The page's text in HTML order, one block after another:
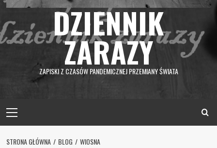
DZIENNIK
ZARAZY
ZAPISKI Z CZASÓW PANDEMICZNEJ PRZEMIANY ŚWIATA
Menu
STRONA GŁÓWNA BLOG WIOSNA